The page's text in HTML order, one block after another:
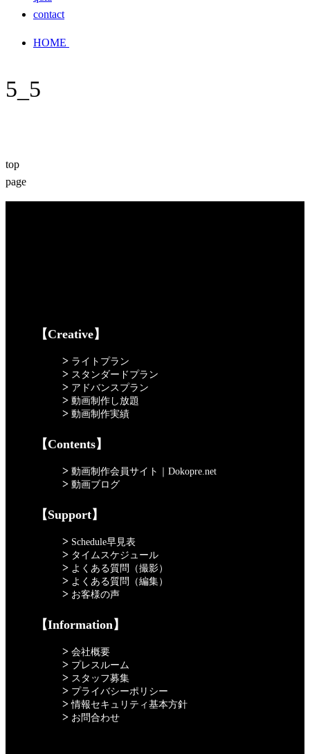
contact
HOME
5_5
top
page
【Creative】
> ライトプラン
> スタンダードプラン
> アドバンスプラン
> 動画制作し放題
> 動画制作実績
【Contents】
> 動画制作会員サイト｜Dokopre.net
> 動画ブログ
【Support】
> Schedule早見表
> タイムスケジュール
> よくある質問（撮影）
> よくある質問（編集）
> お客様の声
【Information】
> 会社概要
> プレスルーム
> スタッフ募集
> プライバシーポリシー
> 情報セキュリティ基本方針
> お問合わせ